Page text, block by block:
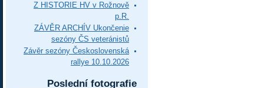
Z HISTORIE HV v Rožnově
p.R.
ZÁVĚR ARCHÍV Ukončenie
sezóny ČS veteránistů
Závěr sezóny Československá
rallye 10.10.2026
Poslední fotografie